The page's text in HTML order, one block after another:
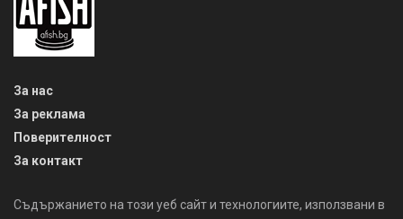
За нас
За реклама
Поверителност
За контакт
Съдържанието на този уеб сайт и технологиите, използвани в